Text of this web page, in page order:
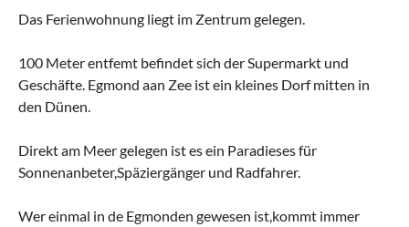
Das Ferienwohnung liegt im Zentrum gelegen.
100 Meter entfemt befindet sich der Supermarkt und
Geschäfte. Egmond aan Zee ist ein kleines Dorf mitten in
den Dünen.
Direkt am Meer gelegen ist es ein Paradieses für
Sonnenanbeter,Späziergänger und Radfahrer.
Wer einmal in de Egmonden gewesen ist,kommt immer